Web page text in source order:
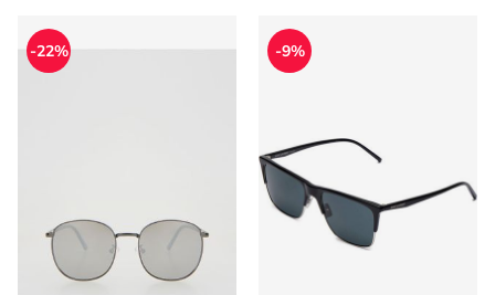
Okulary przeciwsłoneczne Reserved
-22%
Saint Laurent - Okulary
-9%